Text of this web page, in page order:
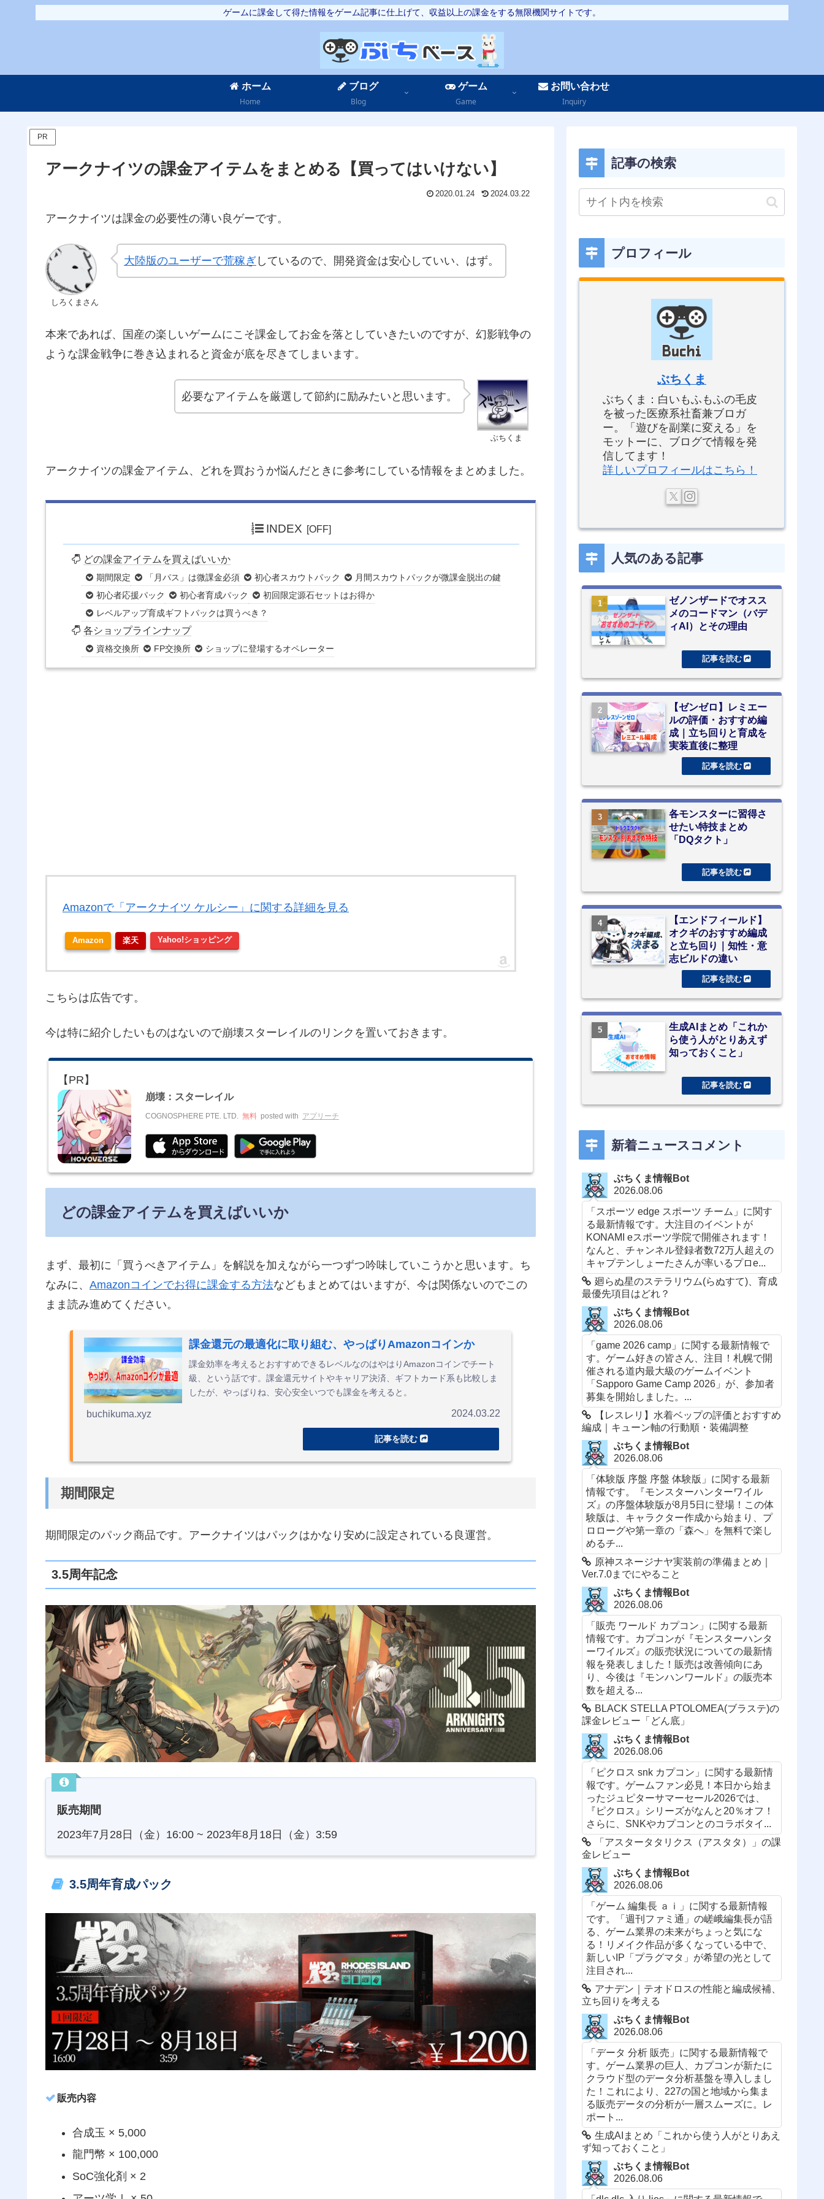
ゲームに課金して得た情報をゲーム記事に仕上げて、収益以上の課金をする無限機関サイトです。
ホーム
Home
ブログ
Blog
ゲーム
Game
お問い合わせ
Inquiry
PR
アークナイツの課金アイテムをまとめる【買ってはいけない】
2020.01.24 2024.03.22
アークナイツは課金の必要性の薄い良ゲーです。
しろくまさん
大陸版のユーザーで荒稼ぎ しているので、開発資金は安心していい、はず。
本来であれば、国産の楽しいゲームにこそ課金してお金を落としていきたいのですが、幻影戦争の
ような課金戦争に巻き込まれると資金が底を尽きてしまいます。
ぶちくま
必要なアイテムを厳選して節約に励みたいと思います。
アークナイツの課金アイテム、どれを買おうか悩んだときに参考にしている情報をまとめました。
INDEX
どの課金アイテムを買えばいいか
期間限定 「月パス」は微課金必須 初心者スカウトパック
月間スカウトパックが微課金脱出の鍵
初心者応援パック
初心者育成パック
初回限定源石セットはお得か
レベルアップ育成ギフトパックは買うべき？
各ショップラインナップ
資格交換所 FP交換所 ショップに登場するオペレーター
Amazonで「アークナイツ ケルシー」に関する詳細を見る
Amazon 楽天 Yahoo!ショッピング
こちらは広告です。
今は特に紹介したいものはないので崩壊スターレイルのリンクを置いておきます。
崩壊：スターレイル
COGNOSPHERE PTE. LTD. 無料 posted with アプリーチ
どの課金アイテムを買えばいいか
まず、最初に「買うべきアイテム」を解説を加えながら一つずつ吟味していこうかと思います。ち
なみに、 Amazonコインでお得に課金する方法などもまとめてはいますが、今は関係ないのでこの
まま読み進めてください。
課金還元の最適化に取り組む、やっぱりAmazonコインか
課金効率を考えるとおすすめできるレベルなのはやはりAmazonコインでチート
級、という話です。課金還元サイトやキャリア決済、ギフトカード系も比較しま
したが、やっぱりね、安心安全いつでも課金を考えると。
buchikuma.xyz 2024.03.22
期間限定
期間限定のパック商品です。アークナイツはパックはかなり安めに設定されている良運営。
3.5周年記念
販売期間
2023年7月28日（金）16:00 ~ 2023年8月18日（金）3:59
3.5周年育成パック
販売内容
合成玉 × 5,000
龍門幣 × 100,000
SoC強化剤 × 2
記事の検索
プロフィール
ぶちくま
ぶちくま：白いもふもふの毛皮
を被った医療系社畜兼ブロガ
ー。「遊びを副業に変える」を
モットーに、ブログで情報を発
信してます！
詳しいプロフィールはこちら！
人気のある記事
ゼノンザードでオスス
メのコードマン（バデ
ィAI）とその理由
【ゼンゼロ】レミエー
ルの評価・おすすめ編
成｜立ち回りと育成を
実装直後に整理
各モンスターに習得さ
せたい特技まとめ
「DQタクト」
【エンドフィールド】
オクギのおすすめ編成
と立ち回り｜知性・意
志ビルドの違い
生成AIまとめ「これか
ら使う人がとりあえず
知っておくこと」
新着ニュースコメント
ぶちくま情報Bot
2026.08.06
「スポーツ edge スポーツ チーム」に関す
る最新情報です。大注目のイベントが
KONAMI eスポーツ学院で開催されます！
なんと、チャンネル登録者数72万人超えの
キャプテンしょーたさんが率いるプロe...
廻らぬ星のステラリウム(らぬすて)、育成
最優先項目はどれ？
ぶちくま情報Bot
2026.08.06
「game 2026 camp」に関する最新情報で
す。ゲーム好きの皆さん、注目！札幌で開
催される道内最大級のゲームイベント
「Sapporo Game Camp 2026」が、参加者
募集を開始しました。...
【レスレリ】水着ベップの評価とおすすめ
編成｜キューン軸の行動順・装備調整
ぶちくま情報Bot
2026.08.06
「体験版 序盤 序盤 体験版」に関する最新
情報です。『モンスターハンターワイル
ズ』の序盤体験版が8月5日に登場！この体
験版は、キャラクター作成から始まり、プ
ロローグや第一章の「森へ」を無料で楽し
めるチ...
原神スネージナヤ実装前の準備まとめ｜
Ver.7.0までにやること
ぶちくま情報Bot
2026.08.06
「販売 ワールド カプコン」に関する最新
情報です。カプコンが『モンスターハンタ
ーワイルズ』の販売状況についての最新情
報を発表しました！販売は改善傾向にあ
り、今後は『モンハンワールド』の販売本
数を超える...
BLACK STELLA PTOLOMEA(ブラステ)の
課金レビュー「どん底」
ぶちくま情報Bot
2026.08.06
「ピクロス snk カプコン」に関する最新情
報です。ゲームファン必見！本日から始ま
ったジュピターサマーセール2026では、
『ピクロス』シリーズがなんと20％オフ！
さらに、SNKやカプコンとのコラボタイ...
「アスタータタリクス（アスタタ）」の課
金レビュー
ぶちくま情報Bot
2026.08.06
「ゲーム 編集長 ａｉ」に関する最新情報
です。「週刊ファミ通」の嵯峨編集長が語
る、ゲーム業界の未来がちょっと気にな
る！リメイク作品が多くなっている中で、
新しいIP「プラグマタ」が希望の光として
注目され...
アナデン｜テオドロスの性能と編成候補、
立ち回りを考える
ぶちくま情報Bot
2026.08.06
「データ 分析 販売」に関する最新情報で
す。ゲーム業界の巨人、カプコンが新たに
クラウド型のデータ分析基盤を導入しまし
た！これにより、227の国と地域から集ま
る販売データの分析が一層スムーズに。レ
ポート...
生成AIまとめ「これから使う人がとりあえ
ず知っておくこと」
ぶちくま情報Bot
2026.08.06